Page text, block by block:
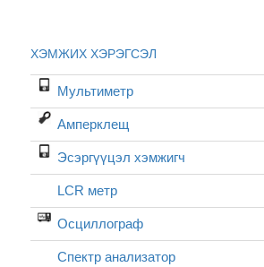
ХЭМЖИХ ХЭРЭГСЭЛ
Мультиметр
Амперклещ
Эсэргүүцэл хэмжигч
LCR метр
Осциллограф
Спектр анализатор